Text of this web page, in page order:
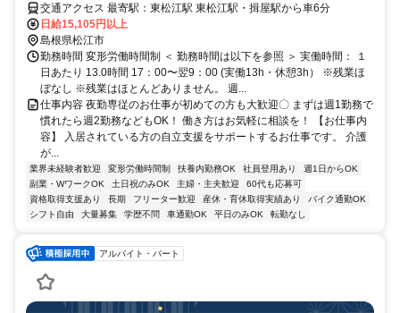
す。
交通アクセス 最寄駅：東松江駅 東松江駅・揖屋駅から車6分
日給15,105円以上
島根県松江市
勤務時間 変形労働時間制 ＜ 勤務時間は以下を参照 ＞ 実働時間： １
日あたり 13.0時間 17：00〜翌9：00 (実働13h・休憩3h） ※残業ほ
ぼなし ※残業はほとんどありません。 週...
仕事内容 夜勤専従のお仕事が初めての方も大歓迎〇 まずは週1勤務で
慣れたら週2勤務などもOK！ 働き方はお気軽に相談を！ 【お仕事内
容】 入居されている方の自立支援をサポートするお仕事です。 介護
が...
業界未経験者歓迎 変形労働時間制 扶養内勤務OK 社員登用あり
週1日からOK
副業・WワークOK
土日祝のみOK 主婦・主夫歓迎
60代も応募可
資格取得支援あり
長期 フリーター歓迎 産休・育休取得実績あり
バイク通勤OK
シフト自由
大量募集 学歴不問 車通勤OK 平日のみOK 転勤なし
アルバイト・パート